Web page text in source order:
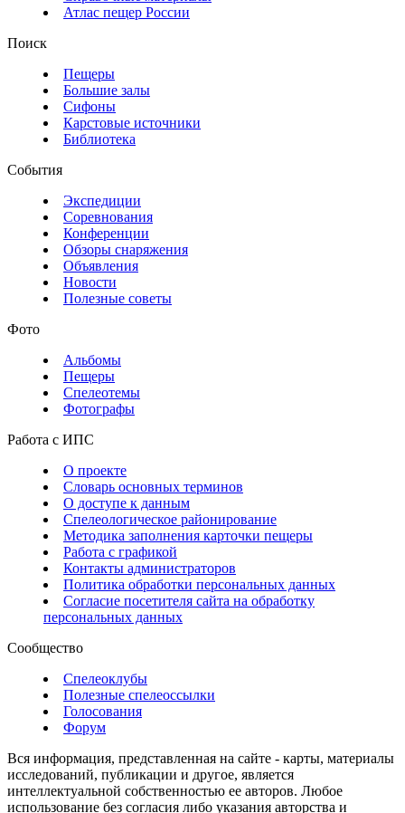
Атлас пещер России
Поиск
Пещеры
Большие залы
Сифоны
Карстовые источники
Библиотека
События
Экспедиции
Соревнования
Конференции
Обзоры снаряжения
Объявления
Новости
Полезные советы
Фото
Альбомы
Пещеры
Спелеотемы
Фотографы
Работа с ИПС
О проекте
Словарь основных терминов
О доступе к данным
Спелеологическое районирование
Методика заполнения карточки пещеры
Работа с графикой
Контакты администраторов
Политика обработки персональных данных
Согласие посетителя сайта на обработку
персональных данных
Сообщество
Спелеоклубы
Полезные спелеоссылки
Голосования
Форум
Вся информация, представленная на сайте - карты, материалы
исследований, публикации и другое, является
интеллектуальной собственностью ее авторов. Любое
использование без согласия либо указания авторства и